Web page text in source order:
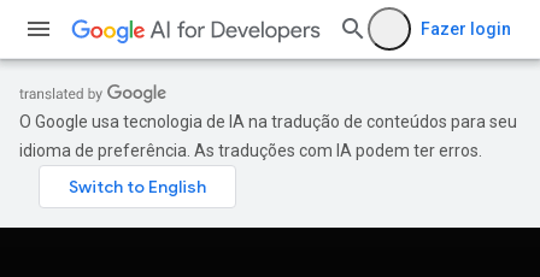
Fazer login
O Google usa tecnologia de IA na tradução de conteúdos para seu
idioma de preferência. As traduções com IA podem ter erros.